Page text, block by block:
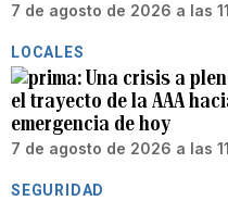
7 de agosto de 2026 a las
LOCALES
Una crisis a
el trayecto de la AAA
emergencia de hoy
7 de agosto de 2026 a las
SEGURIDAD